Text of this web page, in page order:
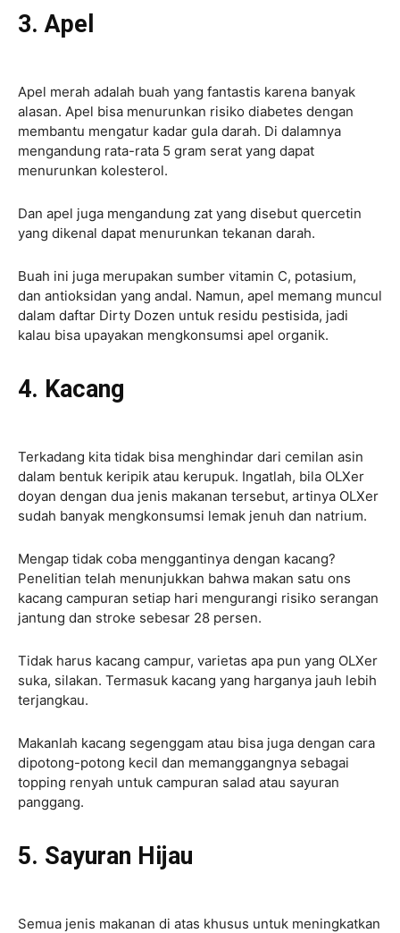
3. Apel
Apel merah adalah buah yang fantastis karena banyak
alasan. Apel bisa menurunkan risiko diabetes dengan
membantu mengatur kadar gula darah. Di dalamnya
mengandung rata-rata 5 gram serat yang dapat
menurunkan kolesterol.
Dan apel juga mengandung zat yang disebut quercetin
yang dikenal dapat menurunkan tekanan darah.
Buah ini juga merupakan sumber vitamin C, potasium,
dan antioksidan yang andal. Namun, apel memang muncul
dalam daftar Dirty Dozen untuk residu pestisida, jadi
kalau bisa upayakan mengkonsumsi apel organik.
4. Kacang
Terkadang kita tidak bisa menghindar dari cemilan asin
dalam bentuk keripik atau kerupuk. Ingatlah, bila OLXer
doyan dengan dua jenis makanan tersebut, artinya OLXer
sudah banyak mengkonsumsi lemak jenuh dan natrium.
Mengap tidak coba menggantinya dengan kacang?
Penelitian telah menunjukkan bahwa makan satu ons
kacang campuran setiap hari mengurangi risiko serangan
jantung dan stroke sebesar 28 persen.
Tidak harus kacang campur, varietas apa pun yang OLXer
suka, silakan. Termasuk kacang yang harganya jauh lebih
terjangkau.
Makanlah kacang segenggam atau bisa juga dengan cara
dipotong-potong kecil dan memanggangnya sebagai
topping renyah untuk campuran salad atau sayuran
panggang.
5. Sayuran Hijau
Semua jenis makanan di atas khusus untuk meningkatkan